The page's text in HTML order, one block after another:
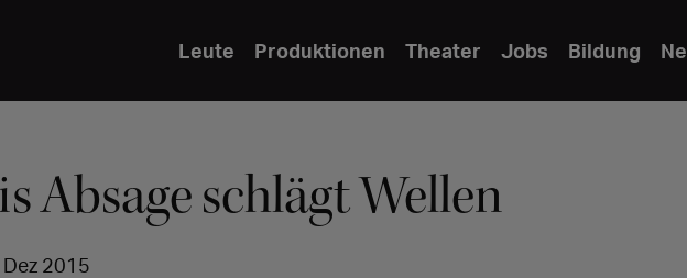
Leute Produktionen Theater Jobs Bildung
Absage schlägt Wellen
2015